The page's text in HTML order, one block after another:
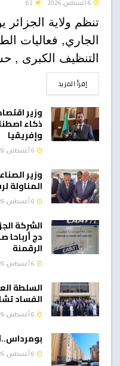
الجاري, فعاليات
التنظيف الكبرى ,
إقرأ المزيدDETAILS
وزير
ذكاء
وإفريقيا
وزير
المناولة
الرقمنة
السلطة
الفساد
بومرداس..توزيع 231 سكنا